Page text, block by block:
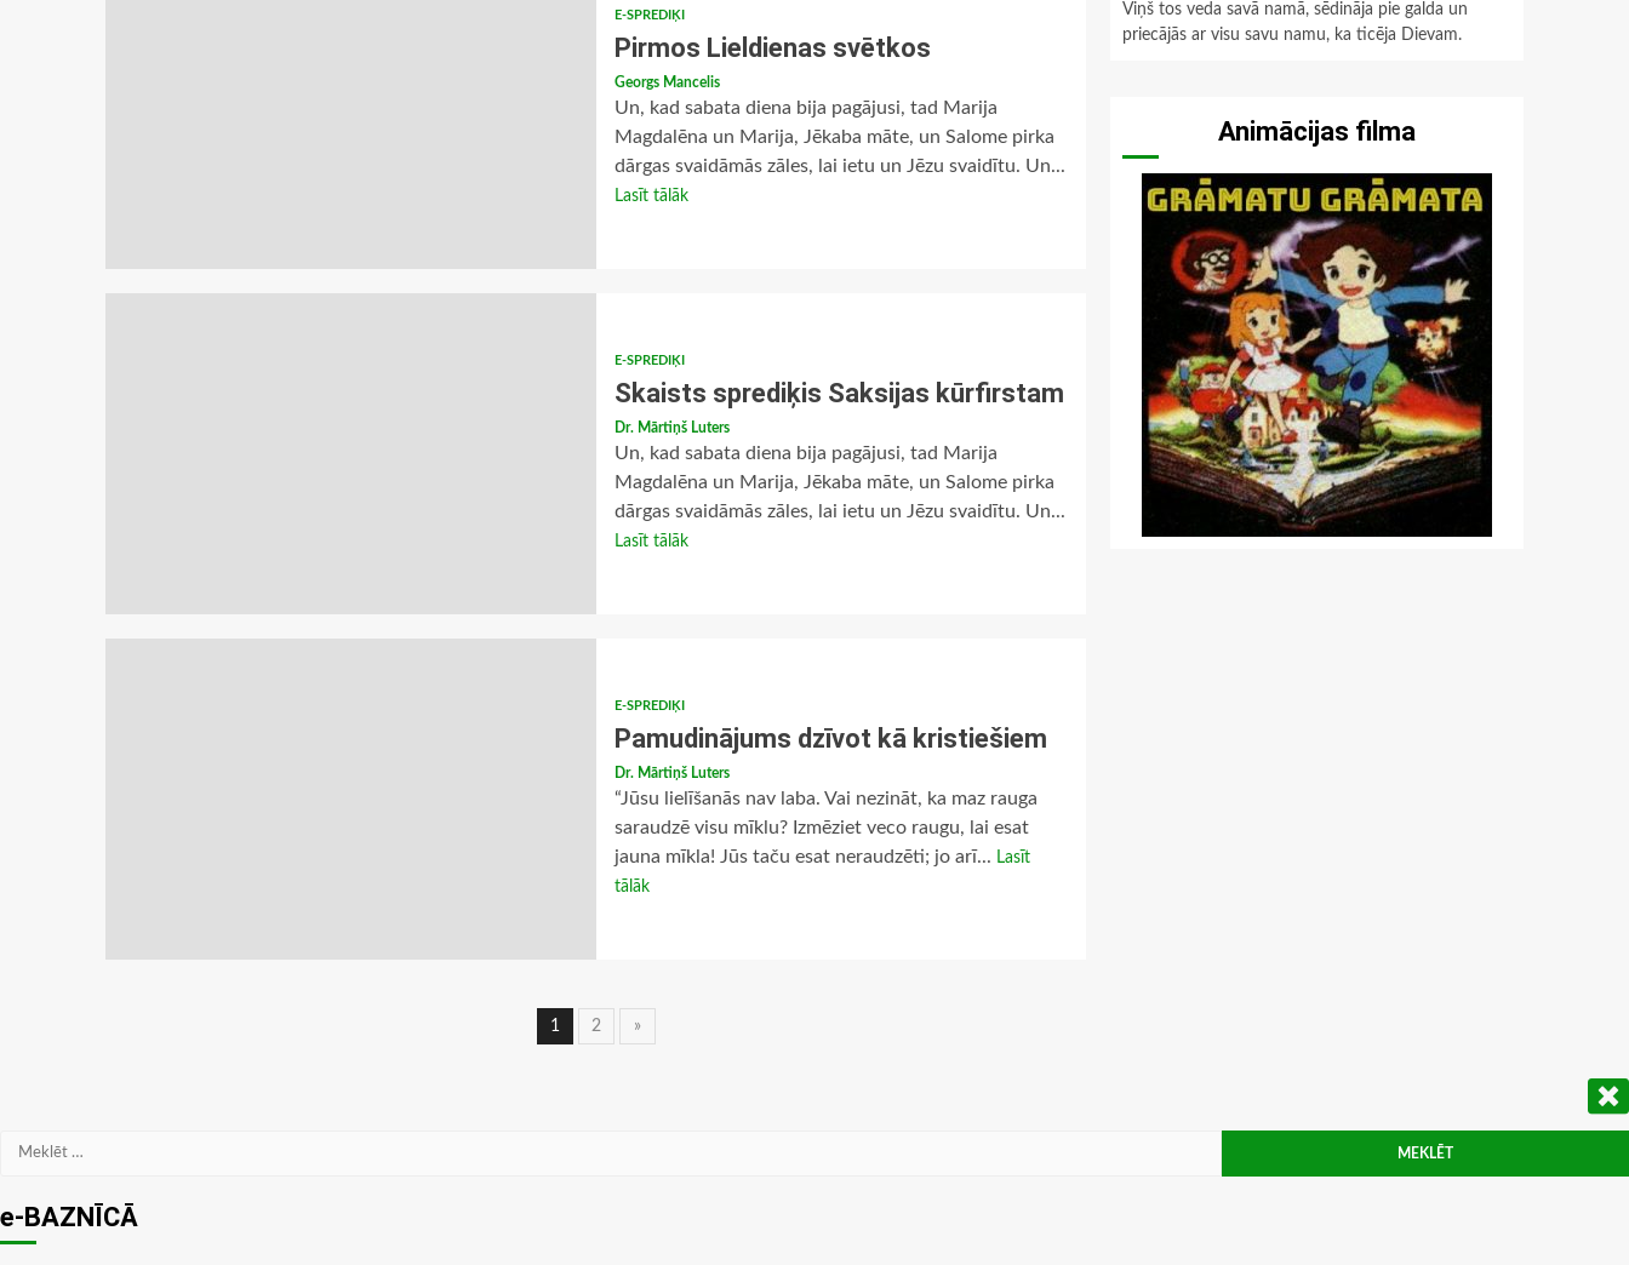
E-SPREDIĶI
Pirmos Lieldienas svētkos
Georgs Mancelis
Un, kad sabata diena bija pagājusi, tad Marija
Magdalēna un Marija, Jēkaba māte, un Salome pirka
dārgas svaidāmās zāles, lai ietu un Jēzu svaidītu. Un...
Lasīt tālāk
E-SPREDIĶI
Skaists sprediķis Saksijas kūrfirstam
Dr. Mārtiņš Luters
Un, kad sabata diena bija pagājusi, tad Marija
Magdalēna un Marija, Jēkaba māte, un Salome pirka
dārgas svaidāmās zāles, lai ietu un Jēzu svaidītu. Un...
Lasīt tālāk
E-SPREDIĶI
Pamudinājums dzīvot kā kristiešiem
Dr. Mārtiņš Luters
“Jūsu lielīšanās nav laba. Vai nezināt, ka maz rauga
saraudzē visu mīklu? Izmēziet veco raugu, lai esat
jauna mīkla! Jūs taču esat neraudzēti; jo arī... Lasīt
tālāk
Ziņu
1 2 »
Viņš tos veda savā namā, sēdināja pie galda un
priecājās ar visu savu namu, ka ticēja Dievam.
Animācijas filma
Meklēt:
e-BAZNĪCĀ